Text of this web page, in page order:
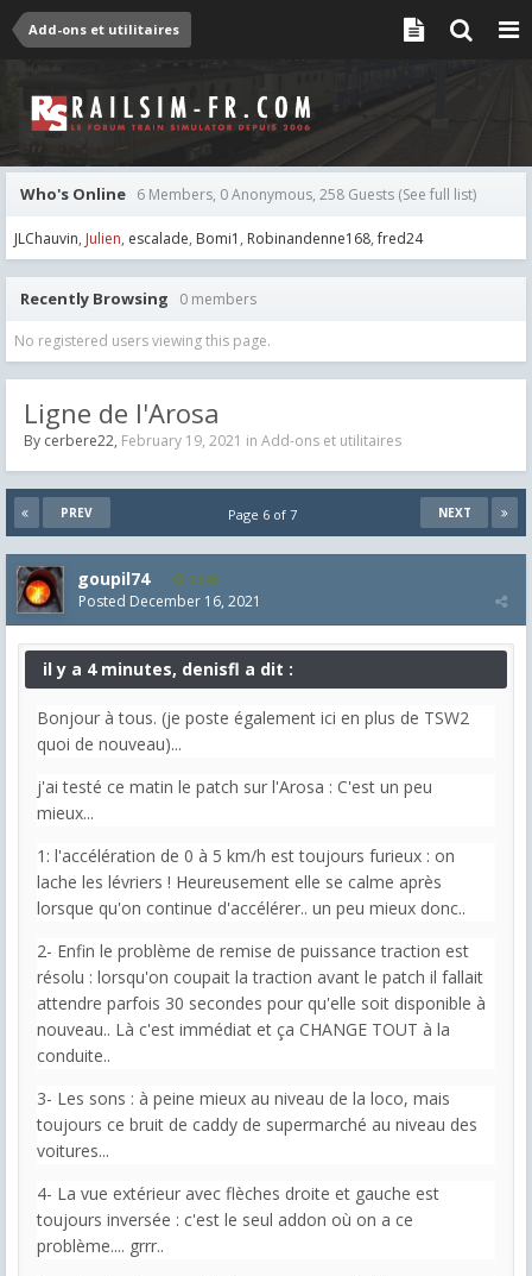
Add-ons et utilitaires
Who's Online 6 Members, 0 Anonymous, 258 Guests (See full list)
JLChauvin Julien escalade Bomi1 Robinandenne168 fred24
Recently Browsing 0 members
No registered users viewing this page.
Ligne de l'Arosa
By cerbere22, February 19, 2021 in Add-ons et utilitaires
PREV NEXT
Page 6 of 7
goupil74 2,545
Posted December 16, 2021
il y a 4 minutes, denisfl a dit :
Bonjour à tous. (je poste également ici en plus de TSW2
quoi de nouveau)...
j'ai testé ce matin le patch sur l'Arosa : C'est un peu
mieux...
1: l'accélération de 0 à 5 km/h est toujours furieux : on
lache les lévriers ! Heureusement elle se calme après
lorsque qu'on continue d'accélérer.. un peu mieux donc..
2- Enfin le problème de remise de puissance traction est
résolu : lorsqu'on coupait la traction avant le patch il fallait
attendre parfois 30 secondes pour qu'elle soit disponible à
nouveau.. Là c'est immédiat et ça CHANGE TOUT à la
conduite..
3- Les sons : à peine mieux au niveau de la loco, mais
toujours ce bruit de caddy de supermarché au niveau des
voitures...
4- La vue extérieur avec flèches droite et gauche est
toujours inversée : c'est le seul addon où on a ce
problème.... grrr..